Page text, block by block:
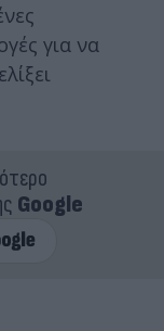
για να
Google